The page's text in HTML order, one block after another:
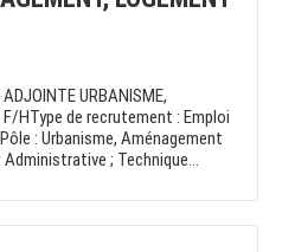
URBANISME,
F/HType de recrutement : Emploi
: Urbanisme, Aménagement
; Technique...